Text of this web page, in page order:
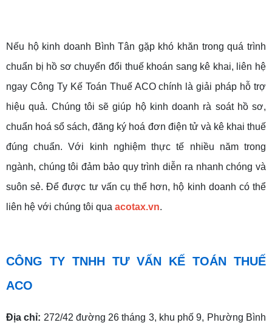
Nếu hộ kinh doanh Bình Tân gặp khó khăn trong quá trình
chuẩn bị hồ sơ chuyển đổi thuế khoán sang kê khai, liên hệ
ngay Công Ty Kế Toán Thuế ACO chính là giải pháp hỗ trợ
hiệu quả. Chúng tôi sẽ giúp hộ kinh doanh rà soát hồ sơ,
chuẩn hoá sổ sách, đăng ký hoá đơn điện tử và kê khai thuế
đúng chuẩn. Với kinh nghiệm thực tế nhiều năm trong
ngành, chúng tôi đảm bảo quy trình diễn ra nhanh chóng và
suôn sẻ. Để được tư vấn cụ thể hơn, hộ kinh doanh có thể
liên hệ với chúng tôi qua acotax.vn.
CÔNG TY TNHH TƯ VẤN KẾ TOÁN THUẾ
ACO
Địa chỉ: 272/42 đường 26 tháng 3, khu phố 9, Phường Bình